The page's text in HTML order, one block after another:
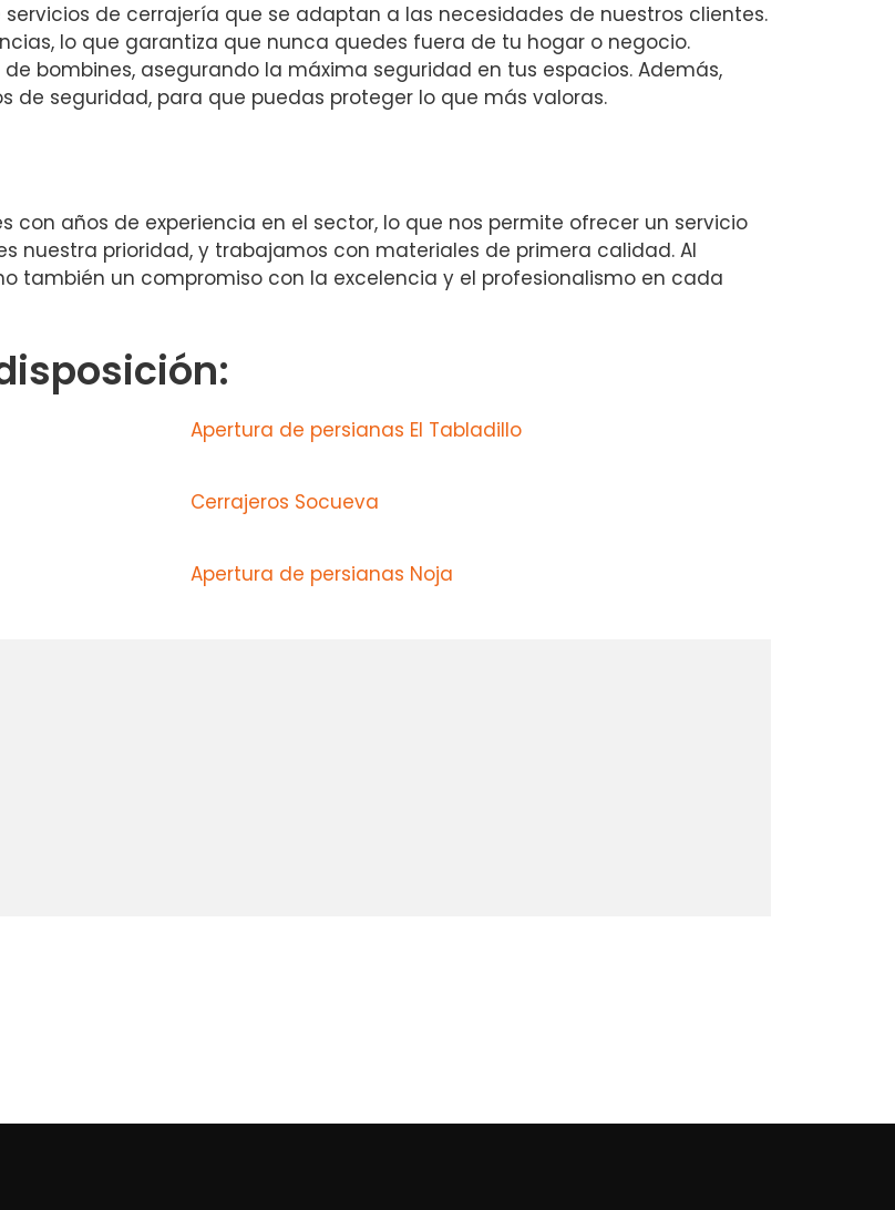
de cerrajería que se adaptan a las necesidades de nuestros clientes.
lo que garantiza que nunca quedes fuera de tu hogar o negocio.
bombines, asegurando la máxima seguridad en tus espacios. Además,
de seguridad, para que puedas proteger lo que más valoras.
con años de experiencia en el sector, lo que nos permite ofrecer un servicio
nuestra prioridad, y trabajamos con materiales de primera calidad. Al
también un compromiso con la excelencia y el profesionalismo en cada
Apertura de persianas El Tabladillo
Cerrajeros Socueva
Apertura de persianas Noja